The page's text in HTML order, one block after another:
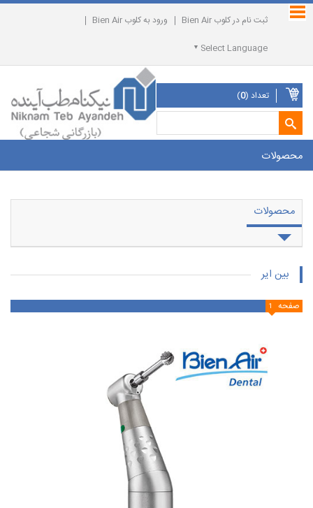
ثبت نام در کلوب Bien Air
ورود به کلوب Bien Air
Select Language
تعداد (0
)
محصولات
محصولات
بین ایر
صفحه 1